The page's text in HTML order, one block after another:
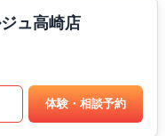
ュ高崎店
体験・相談予約